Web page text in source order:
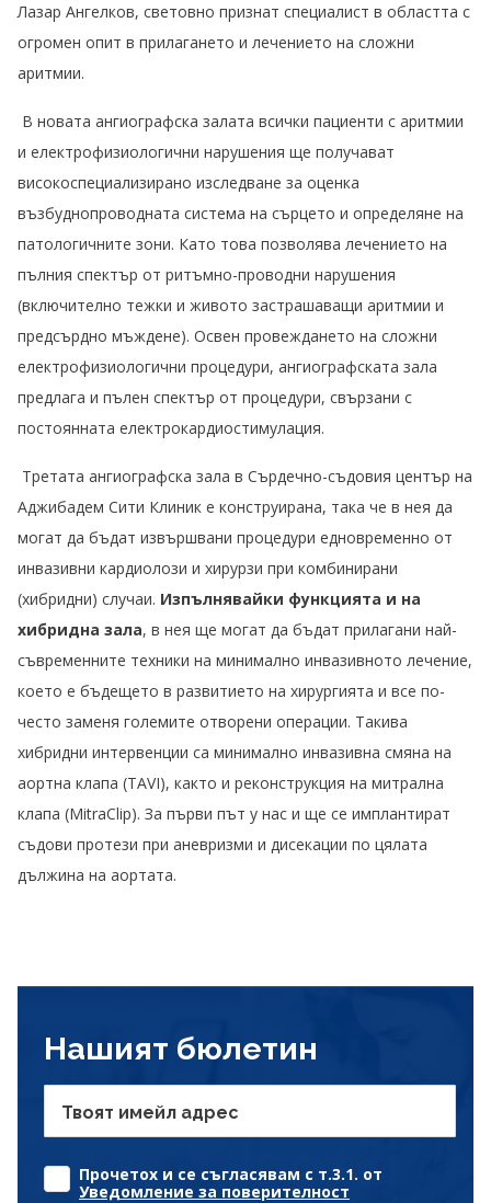
Лазар Ангелков, световно признат специалист в областта с
огромен опит в прилагането и лечението на сложни
аритмии.
В новата ангиографска залата всички пациенти с аритмии
и електрофизиологични нарушения ще получават
високоспециализирано изследване за оценка
възбуднопроводната система на сърцето и определяне на
патологичните зони. Като това позволява лечението на
пълния спектър от ритъмно-проводни нарушения
(включително тежки и живото застрашаващи аритмии и
предсърдно мъждене). Освен провеждането на сложни
електрофизиологични процедури, ангиографската зала
предлага и пълен спектър от процедури, свързани с
постоянната електрокардиостимулация.
Третата ангиографска зала в Сърдечно-съдовия център на
Аджибадем Сити Клиник е конструирана, така че в нея да
могат да бъдат извършвани процедури едновременно от
инвазивни кардиолози и хирурзи при комбинирани
(хибридни) случаи. Изпълнявайки функцията и на
хибридна зала, в нея ще могат да бъдат прилагани най-
съвременните техники на минимално инвазивното лечение,
което е бъдещето в развитието на хирургията и все по-
често заменя големите отворени операции. Такива
хибридни интервенции са минимално инвазивна смяна на
аортна клапа (TAVI), както и реконструкция на митрална
клапа (MitraClip). За първи път у нас и ще се имплантират
съдови протези при аневризми и дисекации по цялата
дължина на аортата.
Нашият бюлетин
Твоят имейл адрес
Прочетох и се съгласявам с т.3.1. от
Уведомление за поверителност